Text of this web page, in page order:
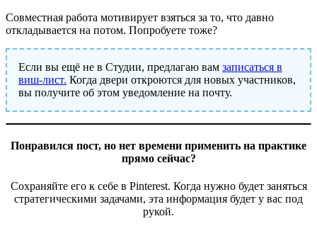
Совместная работа мотивирует взяться за то, что давно
откладывается на потом. Попробуете тоже?
Если вы ещё не в Студии, предлагаю вам записаться в
виш-лист. Когда двери откроются для новых участников,
вы получите об этом уведомление на почту.
Понравился пост, но нет времени применить на практике
прямо сейчас?
Сохраняйте его к себе в Pinterest. Когда нужно будет заняться
стратегическими задачами, эта информация будет у вас под
рукой.